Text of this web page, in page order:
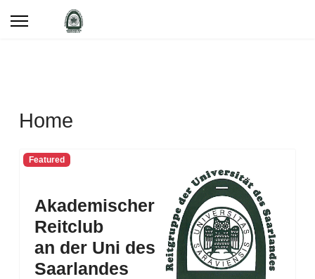
Home
Featured
Akademischer
Reitclub
an der Uni des
Saarlandes